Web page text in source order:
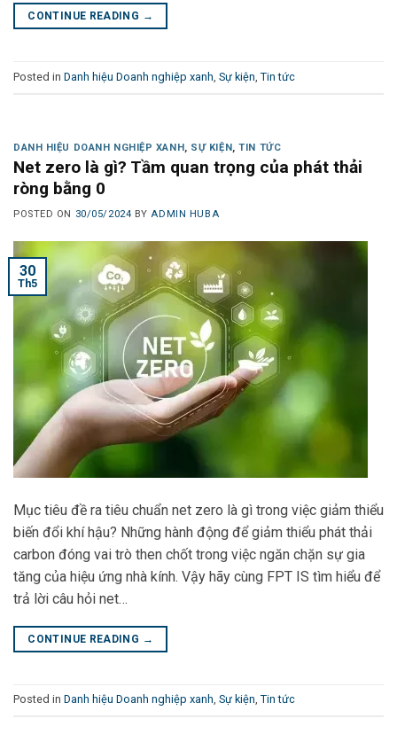
CONTINUE READING →
Posted in Danh hiệu Doanh nghiệp xanh Sự kiện Tin tức
DANH HIỆU DOANH NGHIỆP XANH SỰ KIỆN ,TIN TỨC
Net zero là gì? Tầm quan trọng của phát thải
ròng bằng 0
POSTED ON 30/05/2024 BYADMIN HUBA
30
Th5
Mục tiêu đề ra tiêu chuẩn net zero là gì trong việc giảm thiểu
biến đổi khí hậu? Những hành động để giảm thiểu phát thải
carbon đóng vai trò then chốt trong việc ngăn chặn sự gia
tăng của hiệu ứng nhà kính. Vậy hãy cùng FPT IS tìm hiểu để
trả lời câu hỏi net…
CONTINUE READING →
Posted in Danh hiệu Doanh nghiệp xanh, Sự kiện, Tin tức